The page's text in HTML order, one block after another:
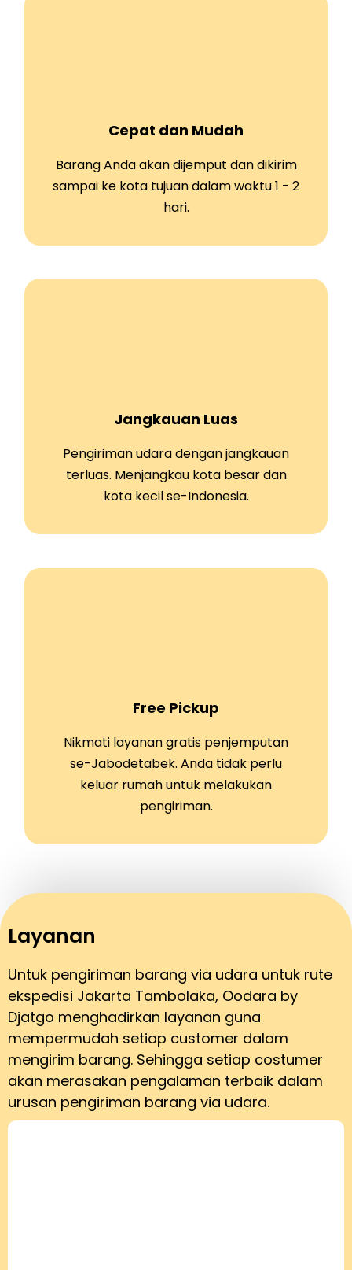
Cepat dan Mudah
Barang Anda akan dijemput dan dikirim
sampai ke kota tujuan dalam waktu 1 - 2
hari.
Jangkauan Luas
Pengiriman udara dengan jangkauan
terluas. Menjangkau kota besar dan
kota kecil se-Indonesia.
Free Pickup
Nikmati layanan gratis penjemputan
se-Jabodetabek. Anda tidak perlu
keluar rumah untuk melakukan
pengiriman.
Layanan
Untuk pengiriman barang via udara untuk rute
ekspedisi Jakarta Tambolaka, Oodara by
Djatgo menghadirkan layanan guna
mempermudah setiap customer dalam
mengirim barang. Sehingga setiap costumer
akan merasakan pengalaman terbaik dalam
urusan pengiriman barang via udara.